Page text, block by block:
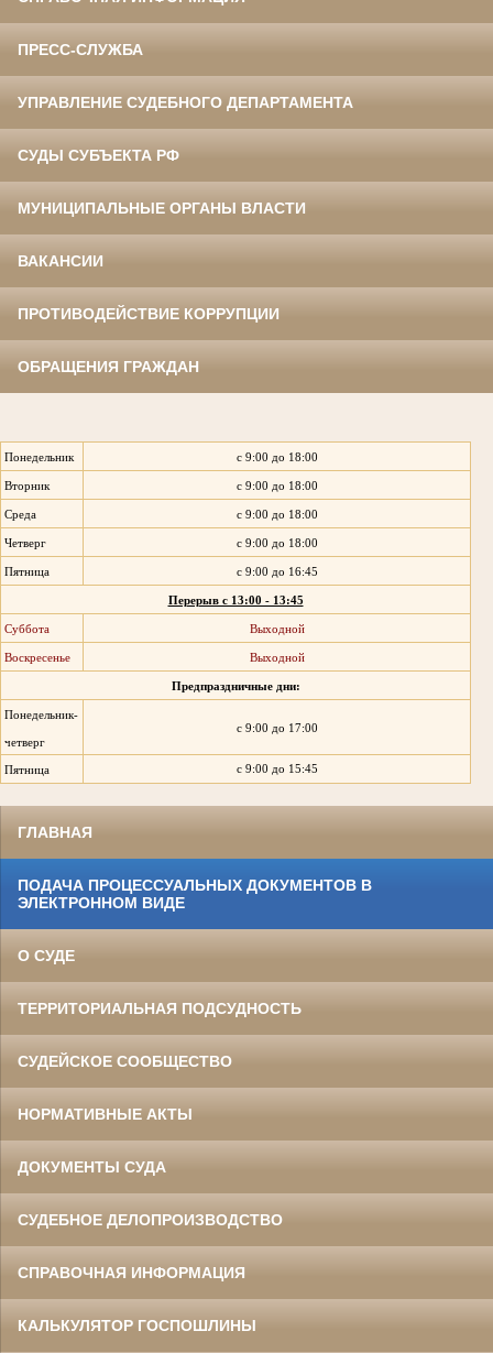
ПРЕСС-СЛУЖБА
УПРАВЛЕНИЕ СУДЕБНОГО ДЕПАРТАМЕНТА
СУДЫ СУБЪЕКТА РФ
МУНИЦИПАЛЬНЫЕ ОРГАНЫ ВЛАСТИ
ВАКАНСИИ
ПРОТИВОДЕЙСТВИЕ КОРРУПЦИИ
ОБРАЩЕНИЯ ГРАЖДАН
Понедельник с 9:00 до 18:00
Вторник с 9:00 до 18:00
Среда с 9:00 до 18:00
Четверг с 9:00 до 18:00
Пятница с 9:00 до 16:45
Перерыв с 13:00 - 13:45
Суббота Выходной
Воскресенье Выходной
Предпраздничные дни:
Понедельник-
четверг
с 9:00 до 17:00
Пятница с 9:00 до 15:45
ГЛАВНАЯ
ПОДАЧА ПРОЦЕССУАЛЬНЫХ ДОКУМЕНТОВ В
ЭЛЕКТРОННОМ ВИДЕ
О СУДЕ
ТЕРРИТОРИАЛЬНАЯ ПОДСУДНОСТЬ
СУДЕЙСКОЕ СООБЩЕСТВО
НОРМАТИВНЫЕ АКТЫ
ДОКУМЕНТЫ СУДА
СУДЕБНОЕ ДЕЛОПРОИЗВОДСТВО
СПРАВОЧНАЯ ИНФОРМАЦИЯ
КАЛЬКУЛЯТОР ГОСПОШЛИНЫ